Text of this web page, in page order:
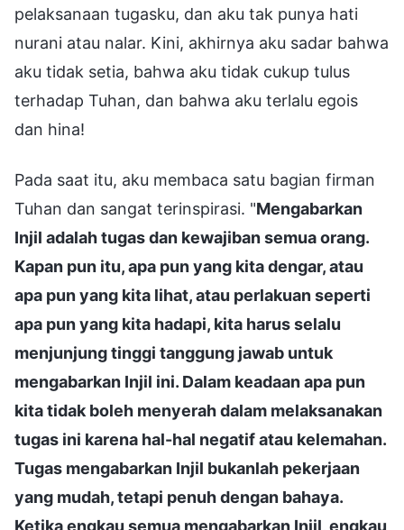
pelaksanaan tugasku, dan aku tak punya hati
nurani atau nalar. Kini, akhirnya aku sadar bahwa
aku tidak setia, bahwa aku tidak cukup tulus
terhadap Tuhan, dan bahwa aku terlalu egois
dan hina!
Pada saat itu, aku membaca satu bagian firman
Tuhan dan sangat terinspirasi. "Mengabarkan
Injil adalah tugas dan kewajiban semua orang.
Kapan pun itu, apa pun yang kita dengar, atau
apa pun yang kita lihat, atau perlakuan seperti
apa pun yang kita hadapi, kita harus selalu
menjunjung tinggi tanggung jawab untuk
mengabarkan Injil ini. Dalam keadaan apa pun
kita tidak boleh menyerah dalam melaksanakan
tugas ini karena hal-hal negatif atau kelemahan.
Tugas mengabarkan Injil bukanlah pekerjaan
yang mudah, tetapi penuh dengan bahaya.
Ketika engkau semua mengabarkan Injil, engkau